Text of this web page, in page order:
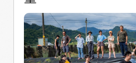
然的撫觸中；在這個過程，
們的心中悄悄發芽……。 在本屆的夏耘營隊
中，我們透過「野性的實踐
生活的樣態，與環境進行互